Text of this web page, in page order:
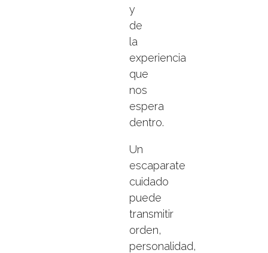
y
de
la
experiencia
que
nos
espera
dentro.
Un
escaparate
cuidado
puede
transmitir
orden,
personalidad,